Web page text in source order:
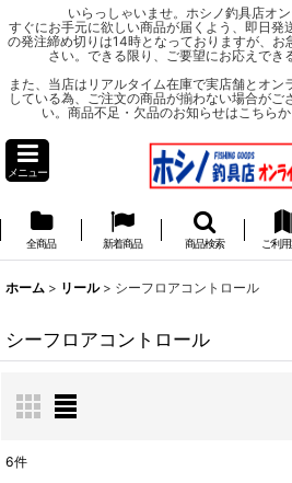
いらっしゃいませ。ホシノ釣具店オン
すぐにお手元に欲しい商品が届くよう、即日発
の発注締め切りは14時となっておりますが、
さい。できる限り、ご要望にお応えでき
また、当店はリアルタイム在庫で実店舗とオ
している為、ご注文の商品が揃わない場合がご
い。商品不足・欠品のお知らせはこちら
メニュー
全商品 新着商品 商品検索 ご利
ホーム > リール > シーフロアコントロール
シーフロアコントロール
6件